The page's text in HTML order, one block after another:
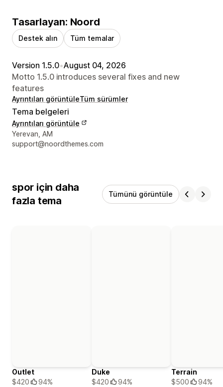
Tasarlayan: Noord
Destek alın Tüm temalar
Version 1.5.0•August 04, 2026
Motto 1.5.0 introduces several fixes and new
features
Ayrıntıları görüntüleTüm sürümler
Tema belgeleri
Ayrıntıları görüntüle
Tasarımcı iletişim bilgileri
Yerevan, AM
support@noordthemes.com
spor için daha
fazla tema
Tümünü görüntüle
Outlet
$420
94%
Duke
$420
94%
Terrain
$500
94%